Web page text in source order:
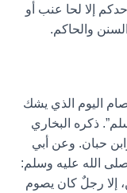
إلا لحا عنب أو
والحاكم.
اليوم الذي يشك
ذكره البخاري
حبان. وعن أبي
الله عليه وسلم:
إلا رجلٌ كان يصوم